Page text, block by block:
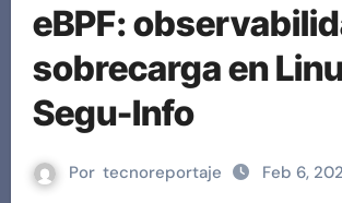
eBPF:
sobrecarga en
Segu-Info
Por tecnoreportaje Feb 6,